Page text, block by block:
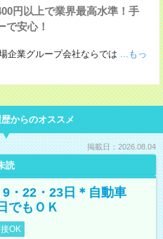
円以上で業界最高水準！手
で安心！
業グループ会社ならでは ...もっ
からのオススメ
掲載日：2026.08.04
読
9・22・23日＊自動車
でもＯＫ
OK